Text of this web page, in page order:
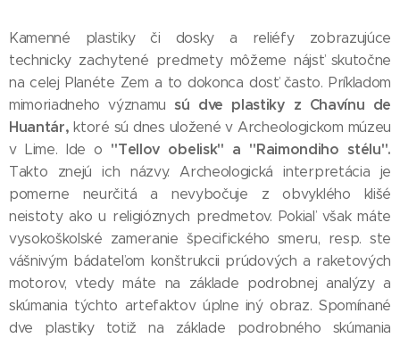
Kamenné plastiky či dosky a reliéfy zobrazujúce
technicky zachytené predmety môžeme nájsť skutočne
na celej Planéte Zem a to dokonca dosť často. Príkladom
mimoriadneho významusú dve plastiky z Chavínu de
Huantár, ktoré sú dnes uložené v Archeologickom múzeu
v Lime. Ide o "Tellov obelisk" a "Raimondiho stélu".
Takto znejú ich názvy. Archeologická interpretácia je
pomerne neurčitá a nevybočuje z obvyklého klišé
neistoty ako u religióznych predmetov. Pokiaľ však máte
vysokoškolské zameranie špecifického smeru, resp. ste
vášnivým bádateľom konštrukcii prúdových a raketových
motorov, vtedy máte na základe podrobnej analýzy a
skúmania týchto artefaktov úplne iný obraz. Spomínané
dve plastiky totiž na základe podrobného skúmania